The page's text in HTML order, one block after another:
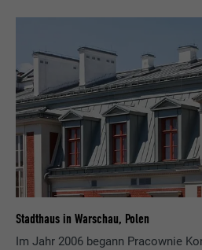
Stadthaus in Warschau, Polen
Im Jahr 2006 begann Pracownie